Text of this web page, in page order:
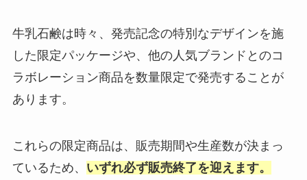
牛乳石鹸は時々、発売記念の特別なデザインを施
した限定パッケージや、他の人気ブランドとのコ
ラボレーション商品を数量限定で発売することが
あります。
これらの限定商品は、販売期間や生産数が決まっ
ているため、 いずれ必ず販売終了を迎えます。